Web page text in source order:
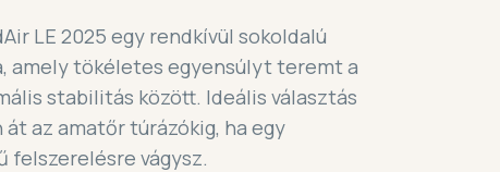
LE 2025 egy rendkívül sokoldalú
amely tökéletes egyensúlyt teremt a
stabilitás között. Ideális választás
az amatőr túrázókig, ha egy
felszerelésre vágysz.